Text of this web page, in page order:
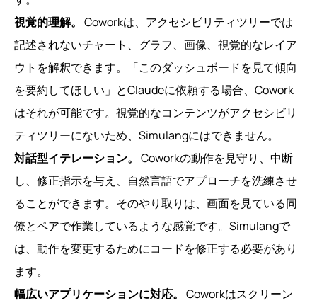
視覚的理解。 Coworkは、アクセシビリティツリーでは
記述されないチャート、グラフ、画像、視覚的なレイア
ウトを解釈できます。「このダッシュボードを見て傾向
を要約してほしい」とClaudeに依頼する場合、Cowork
はそれが可能です。視覚的なコンテンツがアクセシビリ
ティツリーにないため、Simulangにはできません。
対話型イテレーション。 Coworkの動作を見守り、中断
し、修正指示を与え、自然言語でアプローチを洗練させ
ることができます。そのやり取りは、画面を見ている同
僚とペアで作業しているような感覚です。Simulangで
は、動作を変更するためにコードを修正する必要があり
ます。
幅広いアプリケーションに対応。 Coworkはスクリーン